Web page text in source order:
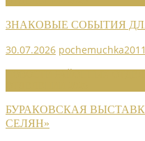
ЗНАКОВЫЕ СОБЫТИЯ
30.07.2026 pochemuchka2011
БУРАКОВСКАЯ
СЕЛЯН»